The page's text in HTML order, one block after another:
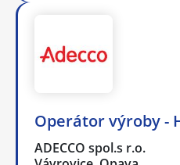
Operátor výroby -
ADECCO spol.s r.o.